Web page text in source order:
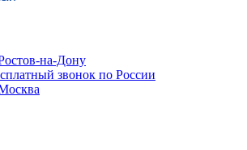
на-Дону
звонок по России